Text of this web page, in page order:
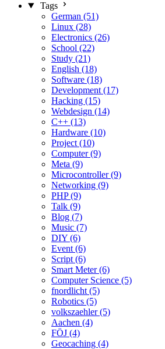
Tags
German (51)
Linux (28)
Electronics (26)
School (22)
Study (21)
English (18)
Software (18)
Development (17)
Hacking (15)
Webdesign (14)
C++ (13)
Hardware (10)
Project (10)
Computer (9)
Meta (9)
Microcontroller (9)
Networking (9)
PHP (9)
Talk (9)
Blog (7)
Music (7)
DIY (6)
Event (6)
Script (6)
Smart Meter (6)
Computer Science (5)
fnordlicht (5)
Robotics (5)
volkszaehler (5)
Aachen (4)
FÖJ (4)
Geocaching (4)